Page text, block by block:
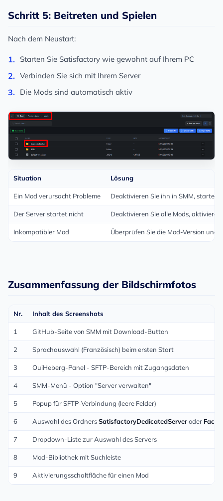
Schritt 5: Beitreten und Spielen
Nach dem Neustart:
Starten Sie Satisfactory wie gewohnt auf Ihrem PC
Verbinden Sie sich mit Ihrem Server
Die Mods sind automatisch aktiv
Situation Lösung
Ein Mod verursacht Probleme Deaktivieren Sie ihn in SMM, starten
Der Server startet nicht Deaktivieren Sie alle Mods, aktivieren
Inkompatibler Mod Überprüfen Sie die Mod-Version und
Zusammenfassung der Bildschirmfotos
Nr. Inhalt des Screenshots
1 GitHub-Seite von SMM mit Download-Button
2 Sprachauswahl (Französisch) beim ersten Start
3 OuiHeberg-Panel - SFTP-Bereich mit Zugangsdaten
4 SMM-Menü - Option "Server verwalten"
5 Popup für SFTP-Verbindung (leere Felder)
6 Auswahl des OrdnersSatisfactoryDedicatedServeroder
7 Dropdown-Liste zur Auswahl des Servers
8 Mod-Bibliothek mit Suchleiste
9 Aktivierungsschaltfläche für einen Mod